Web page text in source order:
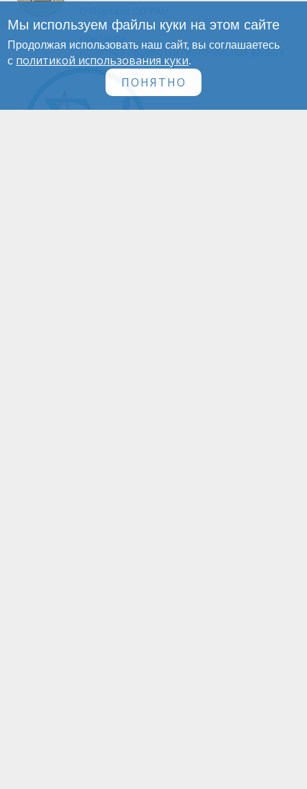
Инфографика
Политика обработки персональных данных
Мы используем файлы куки на этом сайте
Продолжая использовать наш сайт, вы соглашаетесь
с политикой использования куки.
ПОНЯТНО